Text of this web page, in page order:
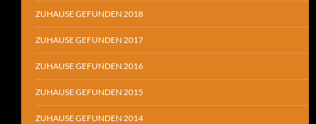
ZUHAUSE GEFUNDEN 2018
ZUHAUSE GEFUNDEN 2017
ZUHAUSE GEFUNDEN 2016
ZUHAUSE GEFUNDEN 2015
ZUHAUSE GEFUNDEN 2014